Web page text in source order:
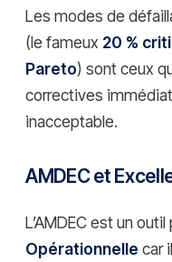
Les modes de
(le fameux 20 %
Pareto) sont ceux
correctives
inacceptable.
AMDEC et
L’AMDEC est un
Opérationnelle car